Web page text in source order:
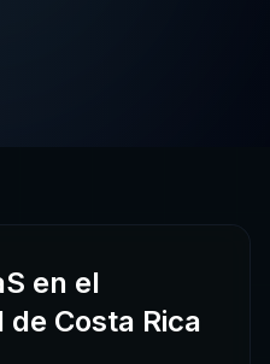
en el
de Costa Rica